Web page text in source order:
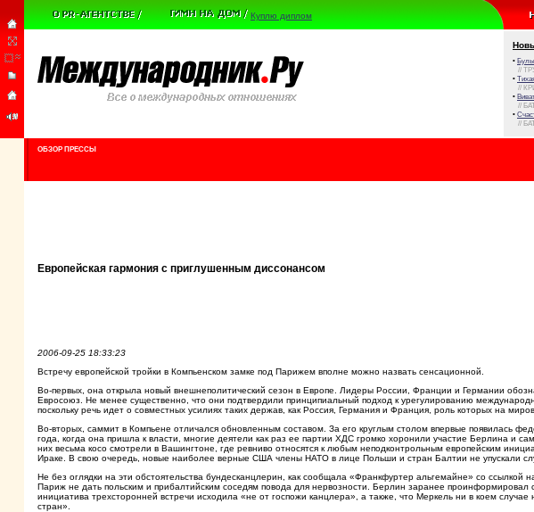
Куплю диплом
•
//
•
//
•
//
•
//
ОБЗОР ПРЕССЫ
Европейская гармония с приглушенным диссонансом
2006-09-25 18:33:23
Встречу европейской тройки в Компьенском замке под Парижем вполне можно назвать сенсационной.
Во-первых, она открыла новый внешнеполитический сезон в Европе. Лидеры России, Франции и Германии
Евросоюз. Не менее существенно, что они подтвердили принципиальный подход к урегулированию
поскольку речь идет о совместных усилиях таких держав, как Россия, Германия и Франция, роль которых на
Во-вторых, саммит в Компьене отличался обновленным составом. За его круглым столом впервые появилась
года, когда она пришла к власти, многие деятели как раз ее партии ХДС громко хоронили участие Берлина и
них весьма косо смотрели в Вашингтоне, где ревниво относятся к любым неподконтрольным европейским
Ираке. В свою очередь, новые наиболее верные США члены НАТО в лице Польши и стран Балтии не упускали
Не без оглядки на эти обстоятельства бундесканцлерин, как сообщала «Франкфуртер альгемайне» со ссылкой
Париж не дать польским и прибалтийским соседям повода для нервозности. Берлин заранее
инициатива трехсторонней встречи исходила «не от госпожи канцлера», а также, что Меркель ни в коем
стран».